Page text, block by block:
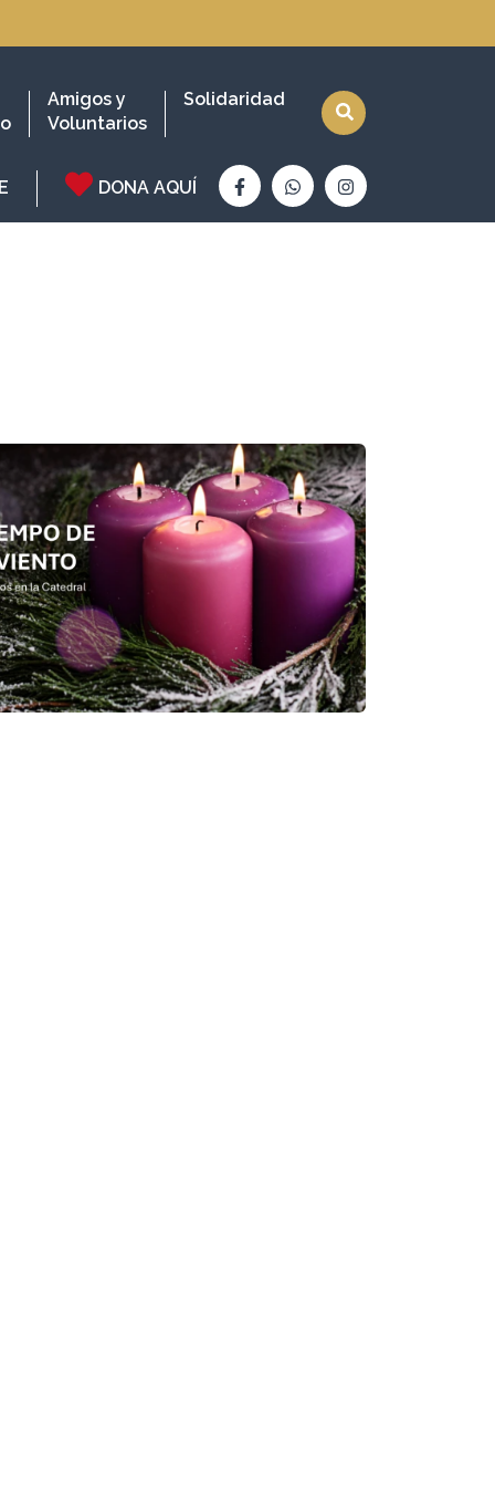
DONA AQUÍ
Amigos y
Voluntarios
Solidaridad